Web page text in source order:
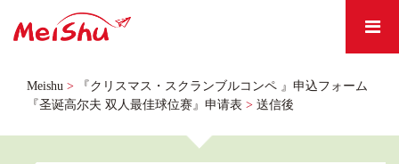
Meishu >
『クリスマス・スクランブルコンペ 』申込フォーム
『圣诞高尔夫 双人最佳球位赛』申请表 > 送信後